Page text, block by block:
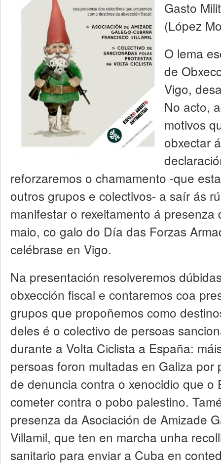
Gasto
(López
O lema
de
Vigo,
No acto,
motivos
obxectar
reforzaremos o chamamento -que
outros grupos e colectivos- a saír ás
manifestar o rexeitamento á presenza
maio, co galo do Día das Forzas
celébrase en Vigo.
Na presentación resolveremos
obxección fiscal e contaremos coa
grupos que propoñemos como
deles é o colectivo de persoas
durante a Volta Ciclista a España:
persoas foron multadas en Galiza por
de denuncia contra o xenocidio que o
cometer contra o pobo palestino.
presenza da Asociación de Amizade
Villamil, que ten en marcha unha
sanitario para enviar a Cuba en